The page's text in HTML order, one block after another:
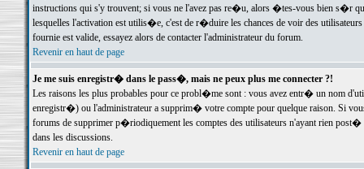
instructions qui s'y trouvent; si vous ne l'avez pas re�u, alors �tes-vous bien s�r
lesquelles l'activation est utilis�e, c'est de r�duire les chances de voir des
fournie est valide, essayez alors de contacter l'administrateur du forum.
Revenir en haut de page
Je me suis enregistr� dans le pass�, mais ne peux plus me connecter ?!
Les raisons les plus probables pour ce probl�me sont : vous avez entr� un nom
enregistr�) ou l'administrateur a supprim� votre compte pour quelque raison. Si
forums de supprimer p�riodiquement les comptes des utilisateurs n'ayant rien
dans les discussions.
Revenir en haut de page